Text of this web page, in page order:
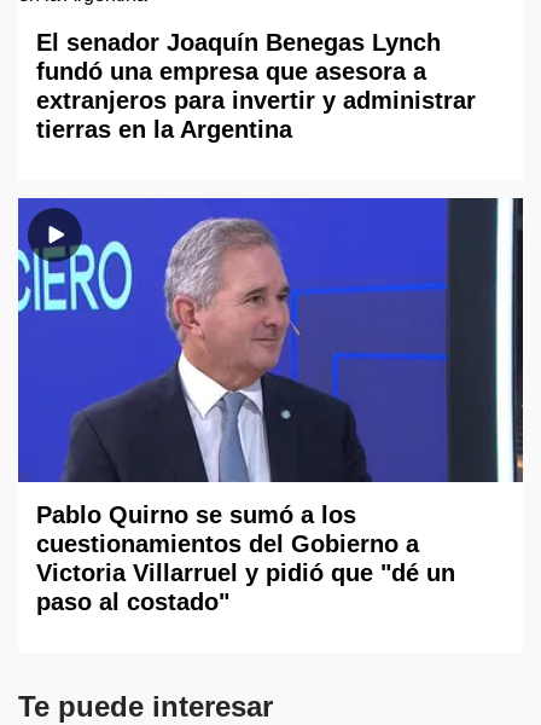
El senador Joaquín Benegas Lynch
fundó una empresa que asesora a
extranjeros para invertir y administrar
tierras en la Argentina
Pablo Quirno se sumó a los
cuestionamientos del Gobierno a
Victoria Villarruel y pidió que "dé un
paso al costado"
Te puede interesar